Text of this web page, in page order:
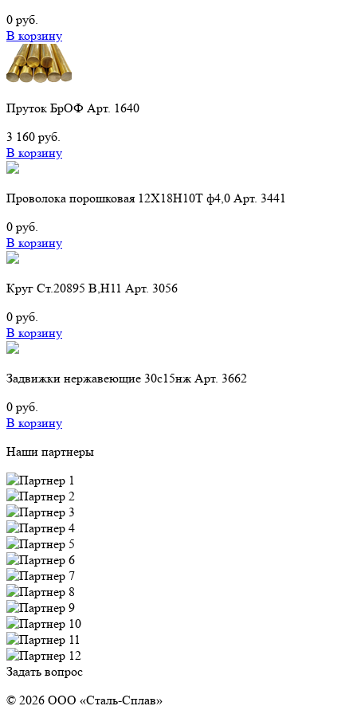
0 руб.
В корзину
Пруток БрОФ Арт. 1640
3 160 руб.
В корзину
Проволока порошковая 12Х18Н10Т ф4,0 Арт. 3441
0 руб.
В корзину
Круг Ст.20895 В,Н11 Арт. 3056
0 руб.
В корзину
Задвижки нержавеющие 30с15нж Арт. 3662
0 руб.
В корзину
Наши партнеры
Задать вопрос
© 2026 OOO «Сталь-Сплав»